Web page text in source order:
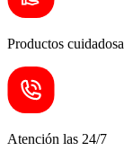
Productos
Atención las 24/7